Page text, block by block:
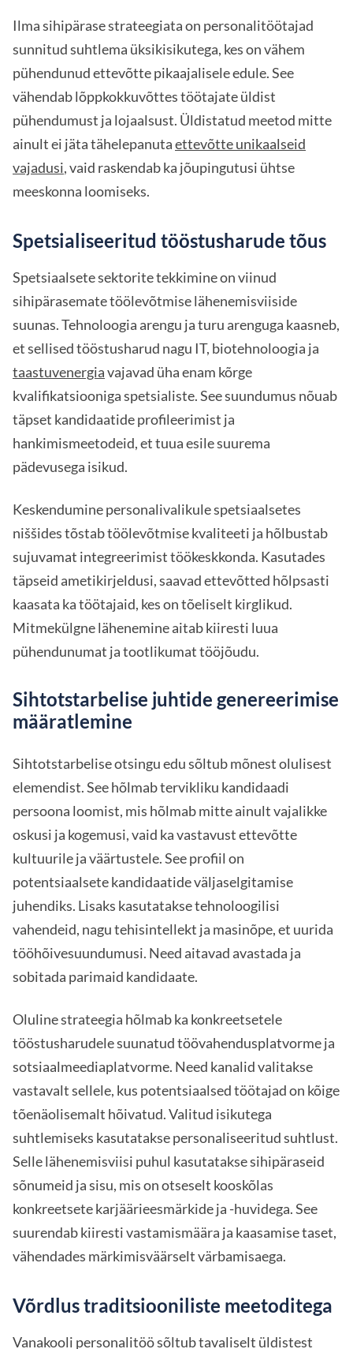
Ilma sihipärase strateegiata on personalitöötajad
sunnitud suhtlema üksikisikutega, kes on vähem
pühendunud ettevõtte pikaajalisele edule. See
vähendab lõppkokkuvõttes töötajate üldist
pühendumust ja lojaalsust. Üldistatud meetod mitte
ainult ei jäta tähelepanutaettevõtte unikaalseid
vajadusi, vaid raskendab ka jõupingutusi ühtse
meeskonna loomiseks.
Spetsialiseeritud tööstusharude tõus
Spetsiaalsete sektorite tekkimine on viinud
sihipärasemate töölevõtmise lähenemisviiside
suunas. Tehnoloogia arengu ja turu arenguga kaasneb,
et sellised tööstusharud nagu IT, biotehnoloogia ja
taastuvenergiavajavad üha enam kõrge
kvalifikatsiooniga spetsialiste. See suundumus nõuab
täpset kandidaatide profileerimist ja
hankimismeetodeid, et tuua esile suurema
pädevusega isikud.
Keskendumine personalivalikule spetsiaalsetes
niššides tõstab töölevõtmise kvaliteeti ja hõlbustab
sujuvamat integreerimist töökeskkonda. Kasutades
täpseid ametikirjeldusi, saavad ettevõtted hõlpsasti
kaasata ka töötajaid, kes on tõeliselt kirglikud.
Mitmekülgne lähenemine aitab kiiresti luua
pühendunumat ja tootlikumat tööjõudu.
Sihtotstarbelise juhtide genereerimise
määratlemine
Sihtotstarbelise otsingu edu sõltub mõnest olulisest
elemendist. See hõlmab tervikliku kandidaadi
persoona loomist, mis hõlmab mitte ainult vajalikke
oskusi ja kogemusi, vaid ka vastavust ettevõtte
kultuurile ja väärtustele. See profiil on
potentsiaalsete kandidaatide väljaselgitamise
juhendiks. Lisaks kasutatakse tehnoloogilisi
vahendeid, nagu tehisintellekt ja masinõpe, et uurida
tööhõivesuundumusi. Need aitavad avastada ja
sobitada parimaid kandidaate.
Oluline strateegia hõlmab ka konkreetsetele
tööstusharudele suunatud töövahendusplatvorme ja
sotsiaalmeediaplatvorme. Need kanalid valitakse
vastavalt sellele, kus potentsiaalsed töötajad on kõige
tõenäolisemalt hõivatud. Valitud isikutega
suhtlemiseks kasutatakse personaliseeritud suhtlust.
Selle lähenemisviisi puhul kasutatakse sihipäraseid
sõnumeid ja sisu, mis on otseselt kooskõlas
konkreetsete karjäärieesmärkide ja -huvidega. See
suurendab kiiresti vastamismäära ja kaasamise taset,
vähendades märkimisväärselt värbamisaega.
Võrdlus traditsiooniliste meetoditega
Vanakooli personalitöö sõltub tavaliselt üldistest